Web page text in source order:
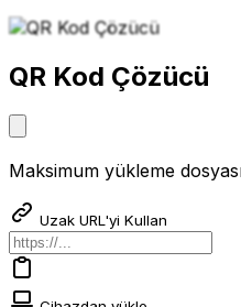
QR Kod Çözücü
Maksimum yükleme
Uzak URL'yi Kullan